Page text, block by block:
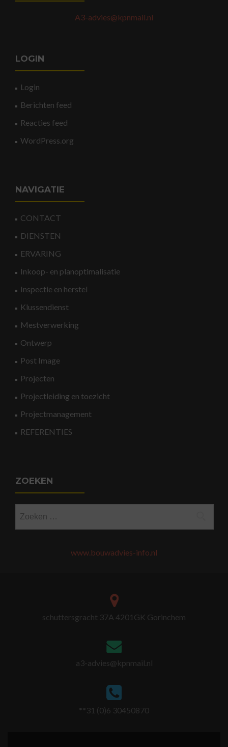
A3-advies@kpnmail.nl
LOGIN
Login
Berichten feed
Reacties feed
WordPress.org
NAVIGATIE
CONTACT
DIENSTEN
ERVARING
Inkoop- en planoptimalisatie
Inspectie en herstel
Klussendienst
Mestverwerking
Ontwerp
Post Image
Projecten
Projectleiding en toezicht
Projectmanagement
REFERENTIES
ZOEKEN
naar:
www.bouwadvies-info.nl
schuttersgracht 37A 4201GK Gorinchem
a3-advies@kpnmail.nl
**31 (0)6 30450870